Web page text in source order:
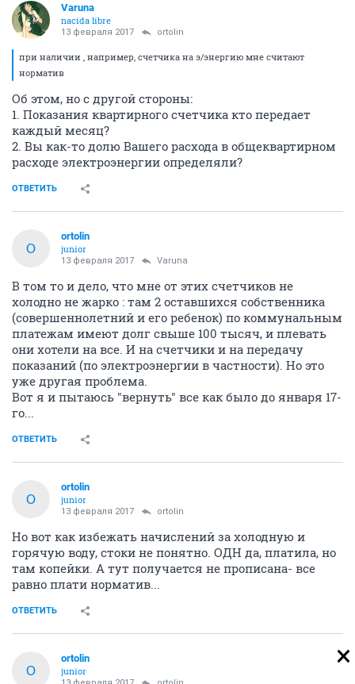
Varuna
nacida libre
13 февраля 2017 ortolin
при наличии , например, счетчика на э/энергию мне считают
норматив
Об этом, но с другой стороны:
1. Показания квартирного счетчика кто передает
каждый месяц?
2. Вы как-то долю Вашего расхода в общеквартирном
расходе электроэнергии определяли?
ОТВЕТИТЬ
O
ortolin
junior
13 февраля 2017 Varuna
В том то и дело, что мне от этих счетчиков не
холодно не жарко : там 2 оставшихся собственника
(совершеннолетний и его ребенок) по коммунальным
платежам имеют долг свыше 100 тысяч, и плевать
они хотели на все. И на счетчики и на передачу
показаний (по электроэнергии в частности). Но это
уже другая проблема.
Вот я и пытаюсь "вернуть" все как было до января 17-
го...
ОТВЕТИТЬ
O
ortolin
junior
13 февраля 2017 ortolin
Но вот как избежать начислений за холодную и
горячую воду, стоки не понятно. ОДН да, платила, но
там копейки. А тут получается не прописана- все
равно плати норматив...
ОТВЕТИТЬ
O
ortolin
junior